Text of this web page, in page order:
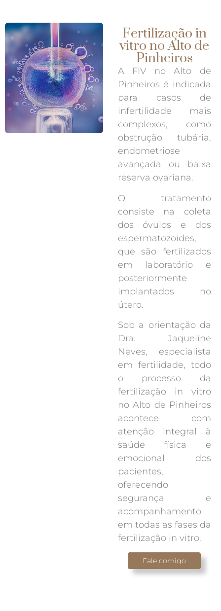
Fertilização in
vitro no Alto de
Pinheiros
A FIV no Alto de
Pinheiros é indicada
para casos de
infertilidade mais
complexos, como
obstrução tubária,
endometriose
avançada ou baixa
reserva ovariana.
O tratamento
consiste na coleta
dos óvulos e dos
espermatozoides,
que são fertilizados
em laboratório e
posteriormente
implantados no
útero.
Sob a orientação da
Dra. Jaqueline
Neves, especialista
em fertilidade, todo
o processo da
fertilização in vitro
no Alto de Pinheiros
acontece com
atenção integral à
saúde física e
emocional dos
pacientes,
oferecendo
segurança e
acompanhamento
em todas as fases da
fertilização in vitro.
Fale comigo